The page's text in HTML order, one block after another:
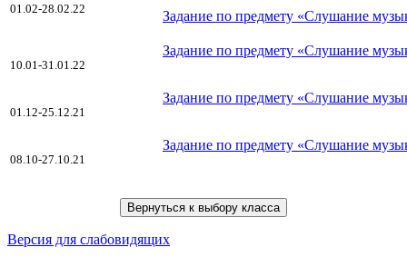
01.02-28.02.22
Задание по предмету «Слушание
10.01-31.01.22
Задание по предмету «Слушание
01.12-25.12.21
Задание по предмету «Слушание
08.10-27.10.21
Задание по предмету «Слушание
Версия для слабовидящих